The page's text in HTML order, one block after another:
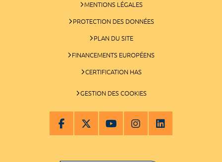
MENTIONS LÉGALES
PROTECTION DES DONNÉES
PLAN DU SITE
FINANCEMENTS EUROPÉENS
CERTIFICATION HAS
GESTION DES COOKIES